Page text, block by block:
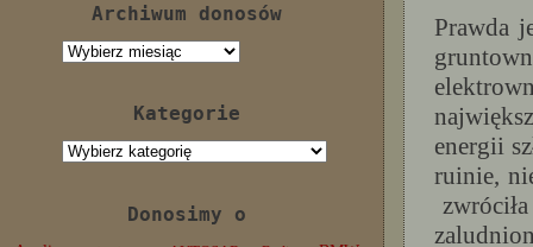
Archiwum donosów
Archiwum
Kategorie
Kategorie
Donosimy o
Prawda
energii
ruinie,